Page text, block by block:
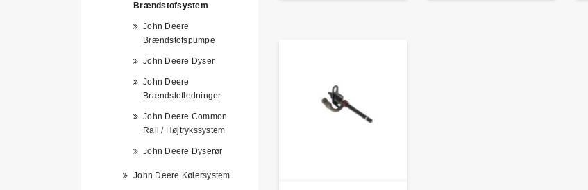
Brændstofsystem
John Deere
Brændstofspumpe
John Deere Dyser
John Deere
Brændstofledninger
John Deere Common
Rail / Højtrykssystem
John Deere Dyserør
John Deere Kølersystem